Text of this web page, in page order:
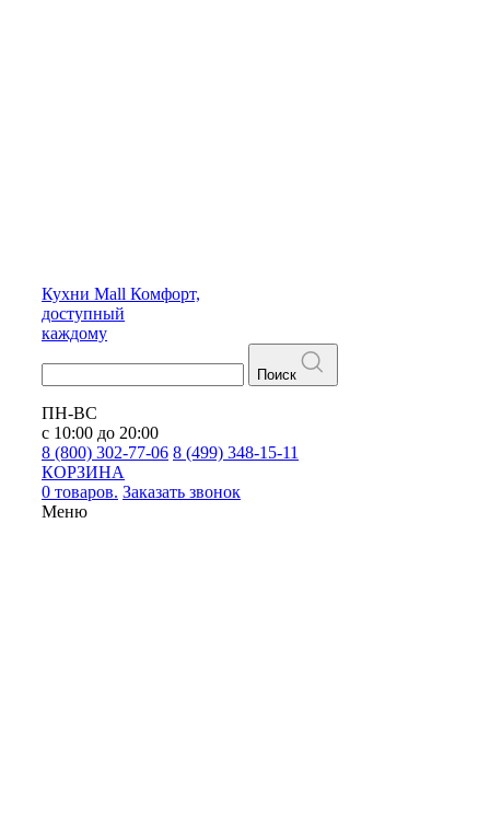
Кухни Mall Комфорт,
доступный
каждому
Поиск
ПН-ВС
с 10:00 до 20:00
8 (800) 302-77-06 8 (499) 348-15-11
КОРЗИНА
0 товаров. Заказать звонок
Меню